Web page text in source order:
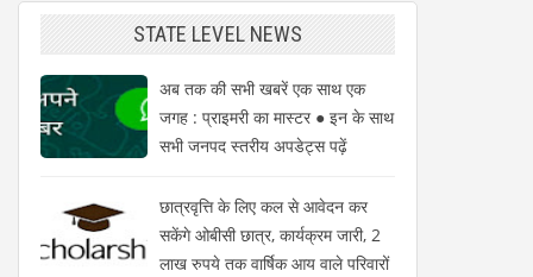
STATE LEVEL NEWS
अब तक की सभी खबरें एक साथ एक
जगह : प्राइमरी का मास्टर ● इन के साथ
सभी जनपद स्तरीय अपडेट्स पढ़ें
छात्रवृत्ति के लिए कल से आवेदन कर
सकेंगे ओबीसी छात्र, कार्यक्रम जारी, 2
लाख रुपये तक वार्षिक आय वाले परिवारों